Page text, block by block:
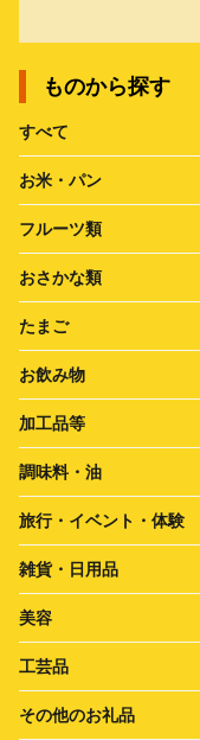
ものから探す
すべて
お米・パン
フルーツ類
おさかな類
たまご
お飲み物
加工品等
調味料・油
旅行・イベント・体験
雑貨・日用品
美容
工芸品
その他のお礼品